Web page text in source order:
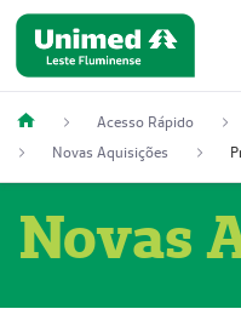
Acesso Rápido
Novas Aquisições
Novas